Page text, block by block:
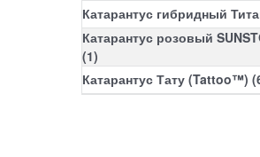
Катарантус гибридный
Катарантус розовый
(1)
Катарантус Тату (Tattoo™)